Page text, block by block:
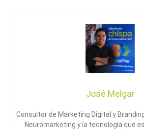
José Melgar
Consultor de Marketing Digital y
Neuromarketing y la tecnología que